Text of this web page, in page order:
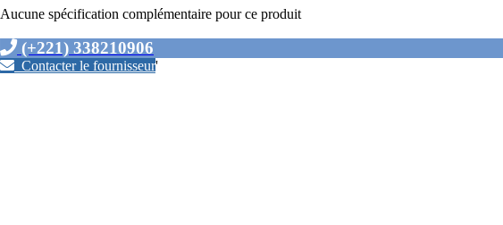
Aucune spécification complémentaire pour ce produit
(+221) 338210906
Contacter le fournisseur'